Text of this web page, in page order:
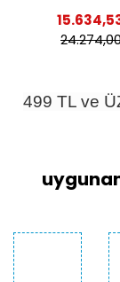
499 TL ve